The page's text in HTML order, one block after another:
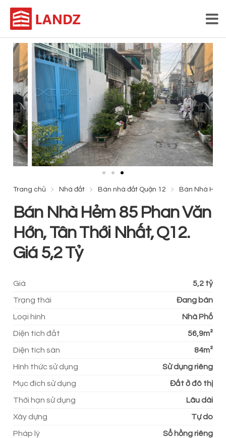
Trang chủ Nhà đất Bán nhà đất Quận 12 Bán Nhà Hẻm
Bán Nhà Hẻm 85 Phan Văn
Hớn, Tân Thới Nhất, Q12.
Giá 5,2 Tỷ
Giá 5,2 tỷ
Trạng thái Đang bán
Loại hình Nhà Phố
Diện tích đất 56,9m²
Diện tích sàn 84m²
Hình thức sử dụng Sử dụng riêng
Mục đích sử dụng Đất ở đô thị
Thời hạn sử dụng Lâu dài
Xây dựng Tự do
Pháp lý Sổ hồng riêng